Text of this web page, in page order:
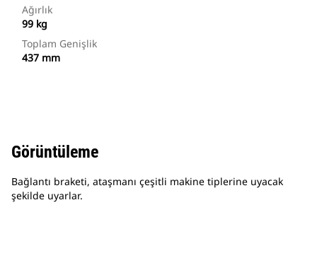
Ağırlık
99 kg
Toplam Genişlik
437 mm
Görüntüleme
Bağlantı braketi, ataşmanı çeşitli makine tiplerine uyacak
şekilde uyarlar.